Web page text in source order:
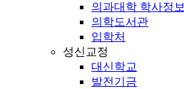
의과대학 학사정보
의학도서관
입학처
성신교정
대신학교
발전기금